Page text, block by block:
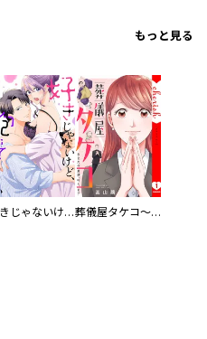
もっと見る
好きじゃないけど、抱いてください【電子単行本版／特典おまけ付き】 葬儀屋タケコ～あなたの最期、叶えます【電子単行本版】